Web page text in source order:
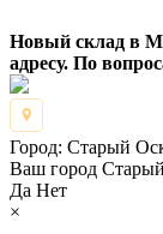
Новый склад в
адресу. По
Город: Старый
Ваш город
Да Нет
×